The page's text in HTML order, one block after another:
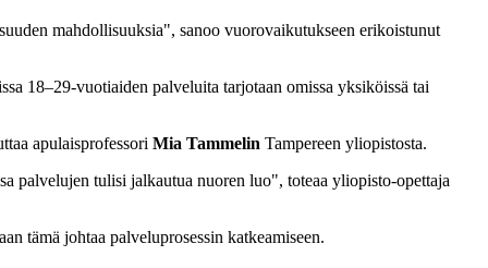
mahdollisuuksia", sanoo vuorovaikutukseen erikoistunut
18–29-vuotiaiden palveluita tarjotaan omissa yksiköissä tai
apulaisprofessori Mia Tammelin Tampereen yliopistosta.
palvelujen tulisi jalkautua nuoren luo", toteaa yliopisto-opettaja
tämä johtaa palveluprosessin katkeamiseen.